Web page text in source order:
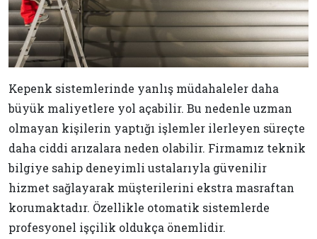
Kepenk sistemlerinde yanlış müdahaleler daha
büyük maliyetlere yol açabilir. Bu nedenle uzman
olmayan kişilerin yaptığı işlemler ilerleyen süreçte
daha ciddi arızalara neden olabilir. Firmamız teknik
bilgiye sahip deneyimli ustalarıyla güvenilir
hizmet sağlayarak müşterilerini ekstra masraftan
korumaktadır. Özellikle otomatik sistemlerde
profesyonel işçilik oldukça önemlidir.